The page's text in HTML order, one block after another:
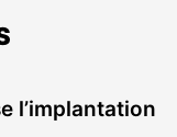
l’implantation